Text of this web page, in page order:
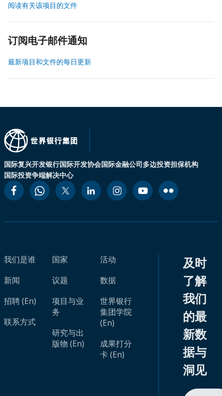
阅读有关该项目的文件
订阅电子邮件通知
最新项目和文件的每日更新
国际复兴开发银行国际开发协会国际金融公司多边投资担保机构
国际投资争端解决中心
我们是谁
新闻
招聘 (En)
联系方式
国家
议题
项目与业
务
研究与出
版物 (En)
活动
数据
世界银行
集团学院
(En)
成果打分
卡 (En)
及时
了解
我们
的最
新数
据与
洞见